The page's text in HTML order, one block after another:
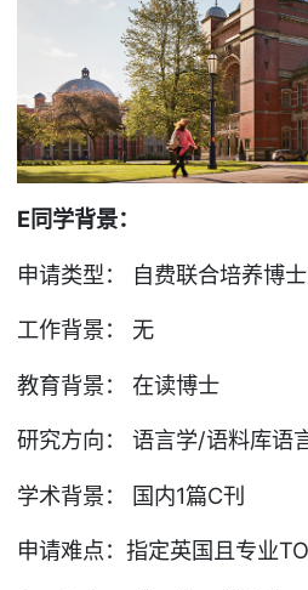
E同学背景：
申请类型： 自费联合培养博
工作背景： 无
教育背景： 在读博士
研究方向： 语言学/语料库语
学术背景： 国内1篇C刊
申请难点：指定英国且专业